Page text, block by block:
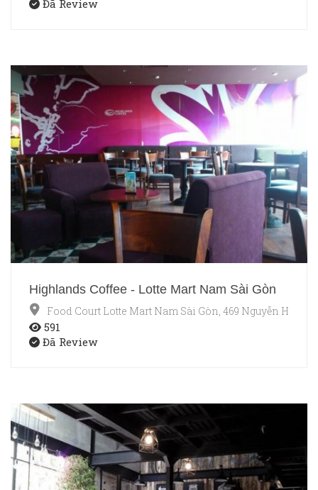
Đã Review
Highlands Coffee - Lotte Mart Nam Sài Gòn
Food Court Lotte Mart Nam Sài Gòn, 469 Nguyễn Hữu
591
Đã Review